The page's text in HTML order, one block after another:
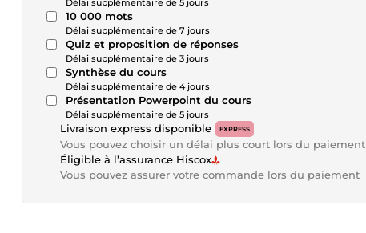
Délai supplémentaire de 5 jours
10 000 mots
Délai supplémentaire de 7 jours
Quiz et proposition de réponses
Délai supplémentaire de 3 jours
Synthèse du cours
Délai supplémentaire de 4 jours
Présentation Powerpoint du cours
Délai supplémentaire de 5 jours
Livraison express disponible EXPRESS
Vous pouvez choisir un délai plus court lors du paiement
Éligible à l’assurance Hiscox
Vous pouvez assurer votre commande lors du paiement